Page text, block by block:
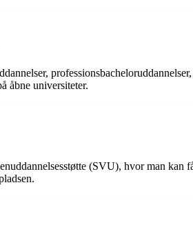
åbne universiteter.
(SVU), hvor man